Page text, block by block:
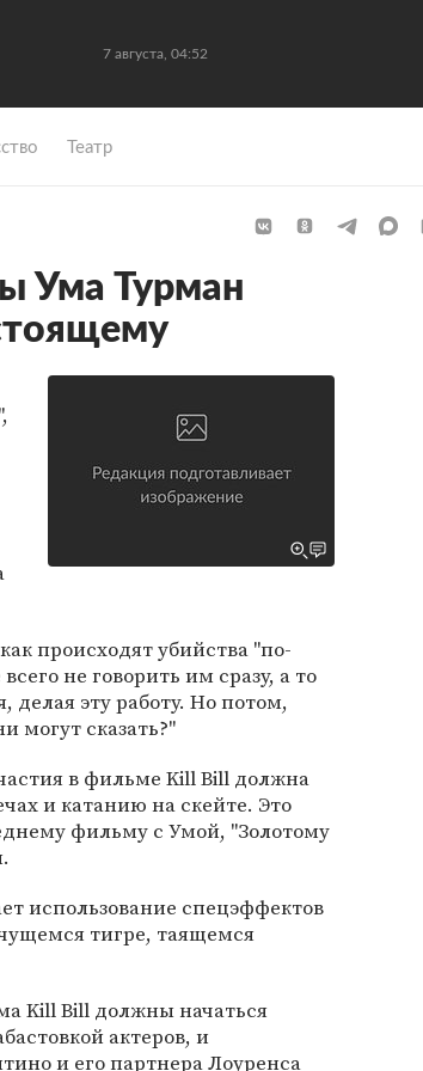
7 августа, 04:52
Театр
Ума Турман
происходят убийства "по-
не говорить им сразу, а то
делая эту работу. Но потом,
могут сказать?"
в фильме Kill Bill должна
и катанию на скейте. Это
фильму с Умой, "Золотому
использование спецэффектов
тигре, таящемся
Kill Bill должны начаться
актеров, и
и его партнера Лоуренса